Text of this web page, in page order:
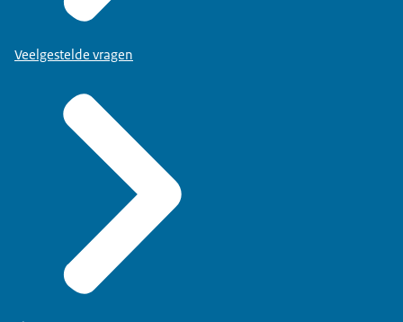
Veelgestelde vragen